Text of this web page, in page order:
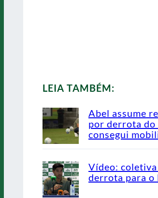
LEIA TAMBÉM:
Abel assume
por derrota do
consegui
Vídeo:
derrota para o